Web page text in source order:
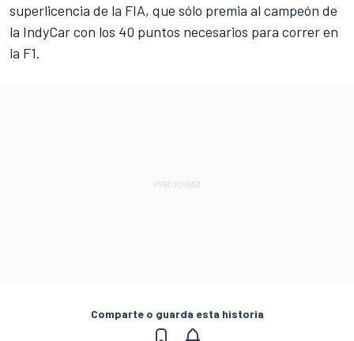
superlicencia de la FIA, que sólo premia al campeón de
la IndyCar con los 40 puntos necesarios para correr en
la F1.
Comparte o guarda esta historia